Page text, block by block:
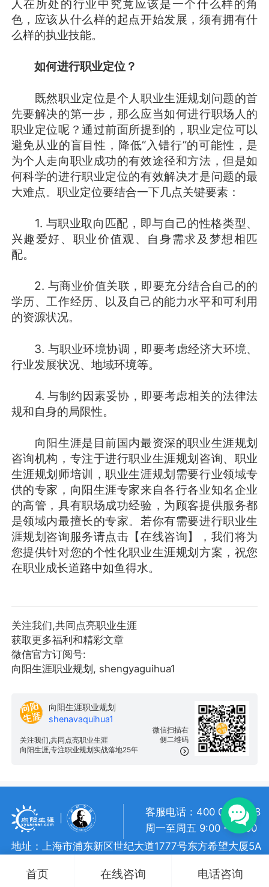
人在所处的行业中究竟应该是一个什么样的角
色，应该从什么样的起点开始发展，须有拥有什
么样的执业技能。
如何进行职业定位？
既然职业定位是个人职业生涯规划问题的首
先要解决的第一步，那么应当如何进行职场人的
职业定位呢？通过前面所提到的，职业定位可以
避免从业的盲目性，降低“入错行”的可能性，是
为个人走向职业成功的有效途径和方法，但是如
何科学的进行职业定位的有效解决才是问题的最
大难点。职业定位要结合一下几点关键要素：
1. 与职业取向匹配，即与自己的性格类型、
兴趣爱好、职业价值观、自身需求及梦想相匹
配。
2. 与商业价值关联，即要充分结合自己的的
学历、工作经历、以及自己的能力水平和可利用
的资源状况。
3. 与职业环境协调，即要考虑经济大环境、
行业发展状况、地域环境等。
4. 与制约因素妥协，即要考虑相关的法律法
规和自身的局限性。
向阳生涯是目前国内最资深的职业生涯规划
咨询机构，专注于进行职业生涯规划咨询、职业
生涯规划师培训，职业生涯规划需要行业领域专
供的专家，向阳生涯专家来自各行各业知名企业
的高管，具有职场成功经验，为顾客提供服务都
是领域内最擅长的专家。若你有需要进行职业生
涯规划咨询服务请点击【在线咨询】，我们将为
您提供针对您的个性化职业生涯规划方案，祝您
在职业成长道路中如鱼得水。
关注我们,共同点亮职业生涯
获取更多福利和精彩文章
微信官方订阅号:
向阳生涯职业规划, shengyaguihua1
微信扫描右
侧二维码
向阳生涯职业规划
shenavaquihua1
关注我们,共同点亮职业生涯
向阳生涯,专注职业规划实战落地25年
客服电话：400 057 1108
周一至周五 9:00 - 18:00
地址：上海市浦东新区世纪大道1777号东方希望大厦5A
向阳生涯 • 版权所有
沪ICP备 10018957号-7
首页 在线咨询 电话咨询